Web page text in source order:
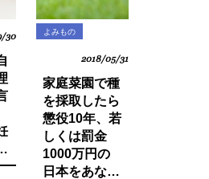
30 よみもの
2018/05/31
家庭菜園で種
を採取したら
懲役10年、若
しくは罰金
1000万円の
日本をあなた